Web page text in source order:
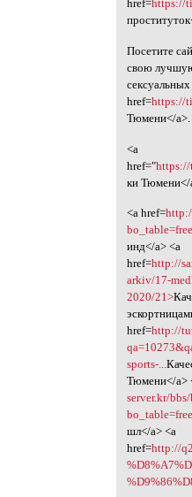
href=https://
Посетите
свою
href=https://
Тюмени</a>.
<a
href="https://
ки Тюмени</
<a href=
инд</a> <a
href=http://
arkiv/17-
2020/21>
href=http://
sports-...
Тюмени</a>
server.kr/
шл</a> <a
href=http://